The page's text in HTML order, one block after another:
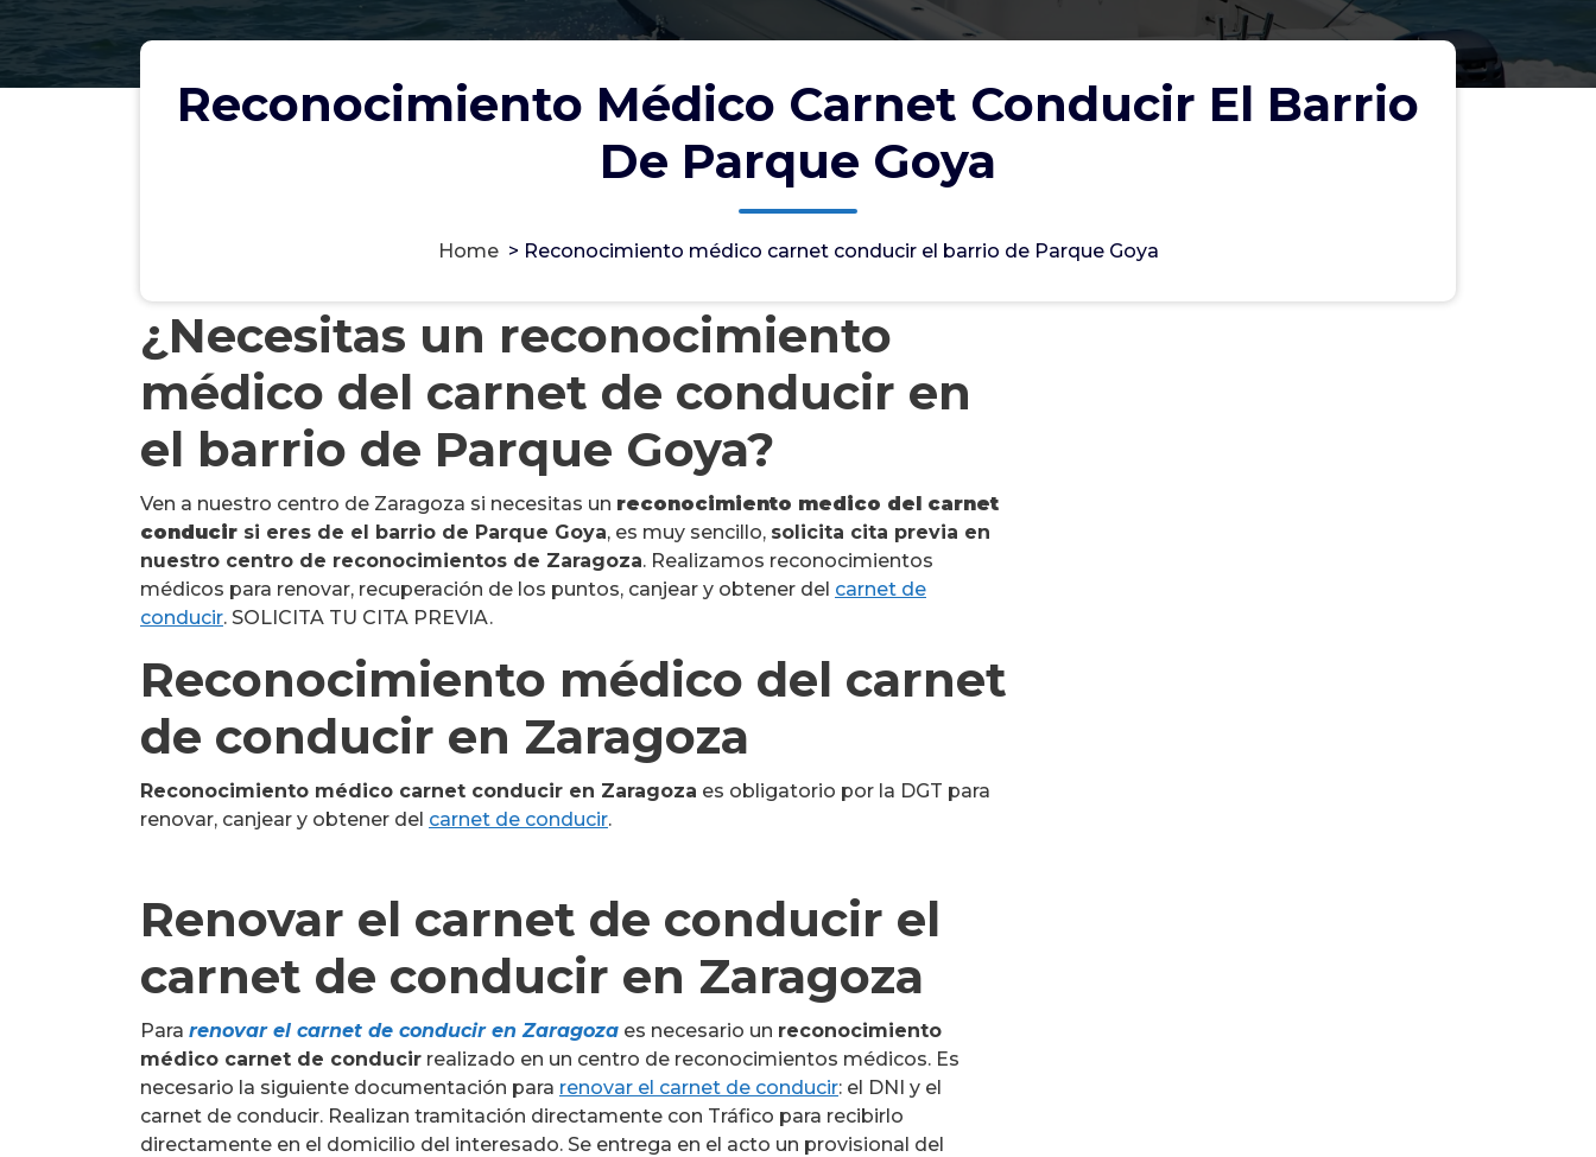
Reconocimiento Médico Carnet Conducir El Barrio
De Parque Goya
Home> Reconocimiento médico carnet conducir el barrio de Parque Goya
¿Necesitas un reconocimiento
médico del carnet de conducir en
el barrio de Parque Goya?
Ven a nuestro centro de Zaragoza si necesitas un reconocimiento medico del carnet
conducir si eres de el barrio de Parque Goya, es muy sencillo, solicita cita previa en
nuestro centro de reconocimientos de Zaragoza. Realizamos reconocimientos
médicos para renovar, recuperación de los puntos, canjear y obtener del carnet de
conducir. SOLICITA TU CITA PREVIA.
Reconocimiento médico del carnet
de conducir en Zaragoza
Reconocimiento médico carnet conducir en Zaragoza es obligatorio por la DGT para
renovar, canjear y obtener del carnet de conducir.
Renovar el carnet de conducir el
carnet de conducir en Zaragoza
Para renovar el carnet de conducir en Zaragoza es necesario un reconocimiento
médico carnet de conducir realizado en un centro de reconocimientos médicos. Es
necesario la siguiente documentación para renovar el carnet de conducir: el DNI y el
carnet de conducir. Realizan tramitación directamente con Tráfico para recibirlo
directamente en el domicilio del interesado. Se entrega en el acto un provisional del